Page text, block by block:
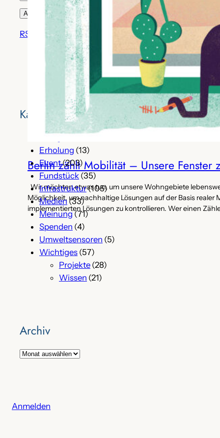
Berlin zählt Mobilität – Unsere Fenster
Wir möchten etwas tun, um unsere Wohngebiete
Möglichkeit, um nachhaltige Lösungen auf der Basis
implementierten Lösungen zu kontrollieren. Wer einen
RSS-Feed
adfc_tk auf Instagram
Kategorien
Alltag
(85)
Erholung (13)
Event(203)
Fundstück (35)
Infrastruktur(105)
Medien (33)
Meinung(71)
Spenden (4)
Umweltsensoren (5)
Wichtiges (57)
Projekte (28)
Wissen (21)
Archiv
A
i
Anmelden